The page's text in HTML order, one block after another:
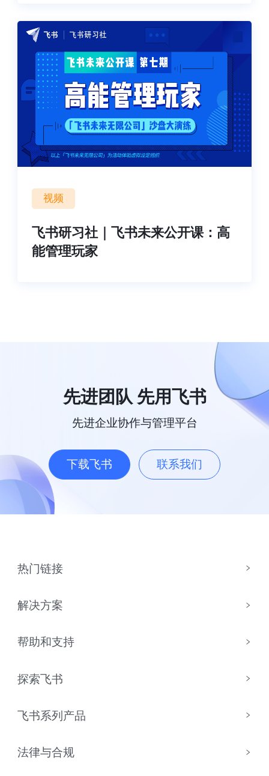
视频
飞书研习社｜飞书未来公开课：高
能管理玩家
先进团队 先用飞书
先进企业协作与管理平台
下载飞书 联系我们
热门链接
解决方案
帮助和支持
探索飞书
飞书系列产品
法律与合规